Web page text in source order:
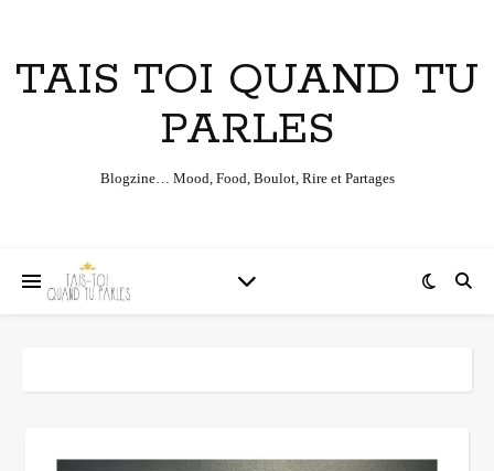
TAIS TOI QUAND TU
PARLES
Blogzine… Mood, Food, Boulot, Rire et Partages